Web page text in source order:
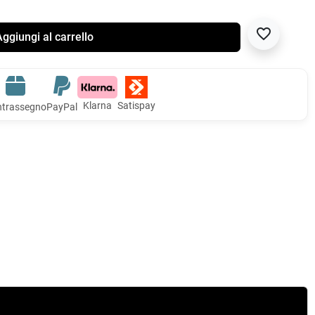
al carrello favorite_border
PayPal Klarna Satispay